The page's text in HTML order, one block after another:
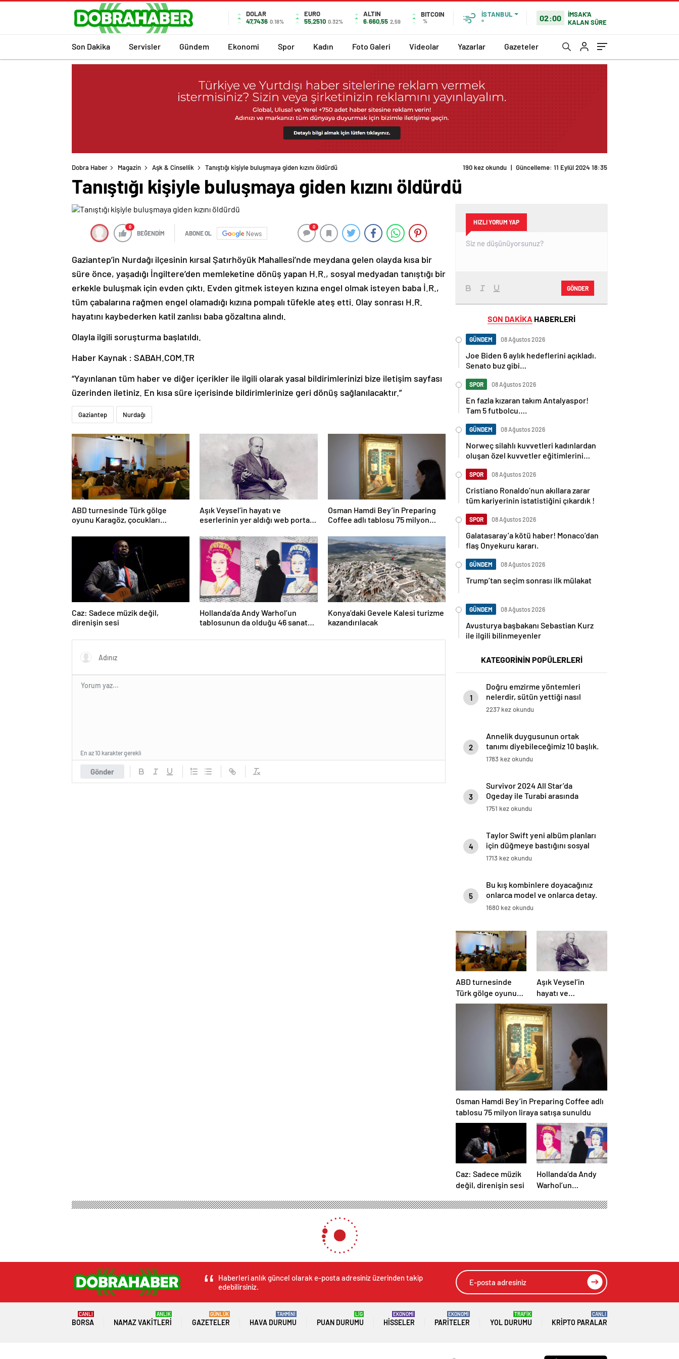
DOLAR
47,7436 0.18%
EURO
55,2510 0.32%
ALTIN
6.660,55 2,59
BITCOIN
%
İSTANBUL
°
02:00
İMSAK'A
KALAN SÜRE
Son Dakika Servisler Gündem Ekonomi Spor Kadın Foto Galeri Videolar Yazarlar Gazeteler
Dobra Haber Magazin Aşk & Cinsellik Tanıştığı kişiyle buluşmaya giden kızını öldürdü 190 kez okundu | Güncelleme: 11 Eylül 2024 18:35
Tanıştığı kişiyle buluşmaya giden kızını öldürdü
0
BEĞENDİM ABONE OL News
0
Gaziantep’in Nurdağı ilçesinin kırsal Şatırhöyük Mahallesi’nde meydana gelen olayda kısa bir
süre önce, yaşadığı İngiltere’den memleketine dönüş yapan H.R., sosyal medyadan tanıştığı bir
erkekle buluşmak için evden çıktı. Evden gitmek isteyen kızına engel olmak isteyen baba İ.R.,
tüm çabalarına rağmen engel olamadığı kızına pompalı tüfekle ateş etti. Olay sonrası H.R.
hayatını kaybederken katil zanlısı baba gözaltına alındı.
Olayla ilgili soruşturma başlatıldı.
Haber Kaynak : SABAH.COM.TR
“Yayınlanan tüm haber ve diğer içerikler ile ilgili olarak yasal bildirimlerinizi bize iletişim sayfası
üzerinden iletiniz. En kısa süre içerisinde bildirimlerinize geri dönüş sağlanılacaktır.”
Gaziantep Nurdağı
ABD turnesinde Türk gölge
oyunu Karagöz, çocukları
Aşık Veysel’in hayatı ve
eserlerinin yer aldığı web portalı
Osman Hamdi Bey’in Preparing
Coffee adlı tablosu 75 milyon
Caz: Sadece müzik değil,
direnişin sesi
Hollanda’da Andy Warhol’un
tablosunun da olduğu 46 sanat
Konya’daki Gevele Kalesi turizme
kazandırılacak
Gönder
En az 10 karakter gerekli
HIZLI YORUM YAP
GÖNDER
SON DAKİKA HABERLERİ
GÜNDEM 08 Ağustos 2026
Joe Biden 6 aylık hedeflerini açıkladı.
Senato buz gibi…
SPOR 08 Ağustos 2026
En fazla kızaran takım Antalyaspor!
Tam 5 futbolcu….
GÜNDEM 08 Ağustos 2026
Norweç silahlı kuvvetleri kadınlardan
oluşan özel kuvvetler eğitimlerini
SPOR 08 Ağustos 2026
Cristiano Ronaldo’nun akıllara zarar
tüm kariyerinin istatistiğini çıkardık !
SPOR 08 Ağustos 2026
Galatasaray’a kötü haber! Monaco’dan
flaş Onyekuru kararı.
GÜNDEM 08 Ağustos 2026
Trump’tan seçim sonrası ilk mülakat
GÜNDEM 08 Ağustos 2026
Avusturya başbakanı Sebastian Kurz
ile ilgili bilinmeyenler
KATEGORİNİN POPÜLERLERİ
1
Doğru emzirme yöntemleri
nelerdir, sütün yettiği nasıl
anlaşılır?
2237 kez okundu
2
Annelik duygusunun ortak
tanımı diyebileceğimiz 10 başlık.
1783 kez okundu
3
Survivor 2024 All Star’da
Ogeday ile Turabi arasında
gerginlik tırmandı! Adaya veda
1751 kez okundu
4
Taylor Swift yeni albüm planları
için düğmeye bastığını sosyal
medyadan duyurdu!
1713 kez okundu
5
Bu kış kombinlere doyacağınız
onlarca model ve onlarca detay.
1680 kez okundu
ABD turnesinde
Türk gölge oyunu
Karagöz, çocukları
Aşık Veysel’in
hayatı ve
eserlerinin yer
aldığı web portalı
hizmete girdi
Osman Hamdi Bey’in Preparing Coffee adlı
tablosu 75 milyon liraya satışa sunuldu
Caz: Sadece müzik
değil, direnişin sesi
Hollanda’da Andy
Warhol’un
olduğu 46 sanat
Haberleri anlık güncel olarak e-posta adresiniz üzerinden takip
edebilirsiniz.
BORSA
CANLI
NAMAZ VAKITLERI
ANLIK
GAZETELER
GÜNLÜK
HAVA DURUMU
TAHMİNİ
PUAN DURUMU
LİG
HISSELER
EKONOMİ
PARITELER
EKONOMİ
YOL DURUMU
TRAFİK
KRIPTO PARALAR
CANLI